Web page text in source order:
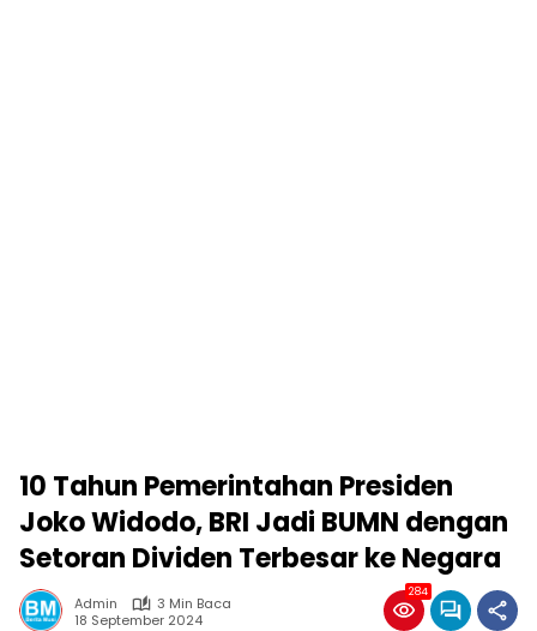
10 Tahun Pemerintahan Presiden
Joko Widodo, BRI Jadi BUMN dengan
Setoran Dividen Terbesar ke Negara
Admin
3 Min Baca
18 September 2024
284